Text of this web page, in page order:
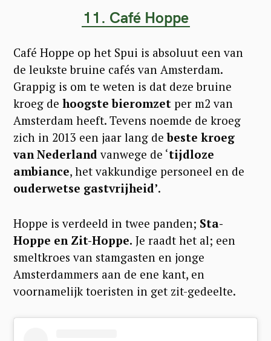
11. Café Hoppe
Café Hoppe op het Spui is absoluut een van
de leukste bruine cafés van Amsterdam.
Grappig is om te weten is dat deze bruine
kroeg de hoogste bieromzet per m2 van
Amsterdam heeft. Tevens noemde de kroeg
zich in 2013 een jaar lang debeste kroeg
van Nederland vanwege de ‘tijdloze
ambiance, het vakkundige personeel en de
ouderwetse gastvrijheid’.
Hoppe is verdeeld in twee panden; Sta-
Hoppe en Zit-Hoppe. Je raadt het al; een
smeltkroes van stamgasten en jonge
Amsterdammers aan de ene kant, en
voornamelijk toeristen in get zit-gedeelte.